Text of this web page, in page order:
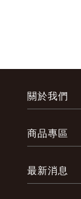
關於我們
商品專區
最新消息